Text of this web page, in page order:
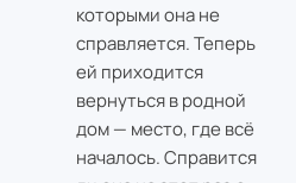
которыми она не
справляется. Теперь
ей приходится
вернуться в родной
дом — место, где всё
началось. Справится